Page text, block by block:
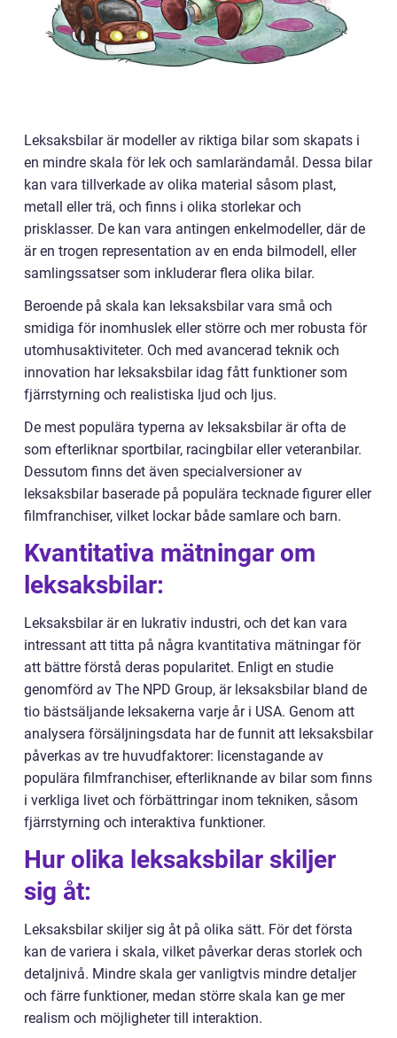
Leksaksbilar är modeller av riktiga bilar som skapats i
en mindre skala för lek och samlarändamål. Dessa bilar
kan vara tillverkade av olika material såsom plast,
metall eller trä, och finns i olika storlekar och
prisklasser. De kan vara antingen enkelmodeller, där de
är en trogen representation av en enda bilmodell, eller
samlingssatser som inkluderar flera olika bilar.
Beroende på skala kan leksaksbilar vara små och
smidiga för inomhuslek eller större och mer robusta för
utomhusaktiviteter. Och med avancerad teknik och
innovation har leksaksbilar idag fått funktioner som
fjärrstyrning och realistiska ljud och ljus.
De mest populära typerna av leksaksbilar är ofta de
som efterliknar sportbilar, racingbilar eller veteranbilar.
Dessutom finns det även specialversioner av
leksaksbilar baserade på populära tecknade figurer eller
filmfranchiser, vilket lockar både samlare och barn.
Kvantitativa mätningar om
leksaksbilar:
Leksaksbilar är en lukrativ industri, och det kan vara
intressant att titta på några kvantitativa mätningar för
att bättre förstå deras popularitet. Enligt en studie
genomförd av The NPD Group, är leksaksbilar bland de
tio bästsäljande leksakerna varje år i USA. Genom att
analysera försäljningsdata har de funnit att leksaksbilar
påverkas av tre huvudfaktorer: licenstagande av
populära filmfranchiser, efterliknande av bilar som finns
i verkliga livet och förbättringar inom tekniken, såsom
fjärrstyrning och interaktiva funktioner.
Hur olika leksaksbilar skiljer
sig åt:
Leksaksbilar skiljer sig åt på olika sätt. För det första
kan de variera i skala, vilket påverkar deras storlek och
detaljnivå. Mindre skala ger vanligtvis mindre detaljer
och färre funktioner, medan större skala kan ge mer
realism och möjligheter till interaktion.